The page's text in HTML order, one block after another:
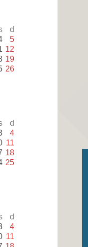
d
5
12
19
26
d
4
11
18
25
d
4
11